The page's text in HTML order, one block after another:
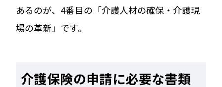
あるのが、4番目の「介護人材の確保・介護現
場の革新」です。
介護保険の申請に必要な書類